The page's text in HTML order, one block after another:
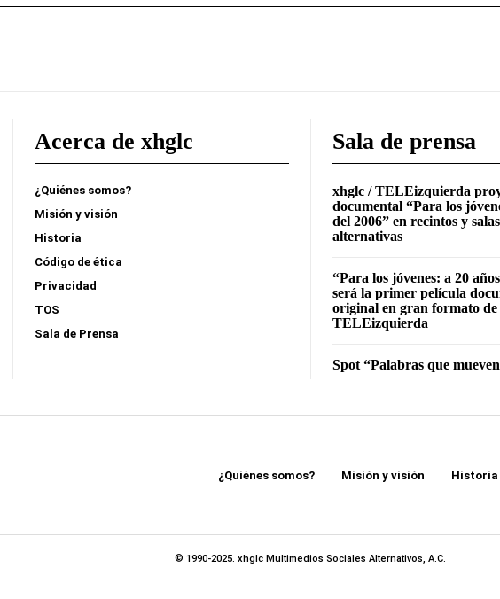
Acerca de xhglc
¿Quiénes somos?
Misión y visión
Historia
Código de ética
Privacidad
TOS
Sala de Prensa
Sala de prensa
xhglc / TELEizquierda
documental “Para los
del 2006” en recintos y
alternativas
“Para los jóvenes: a 20
será la primer película
original en gran formato de
TELEizquierda
Spot “Palabras que
¿Quiénes somos? Misión y visión Historia
© 1990-2025. xhglc Multimedios Sociales Alternativos, A.C.